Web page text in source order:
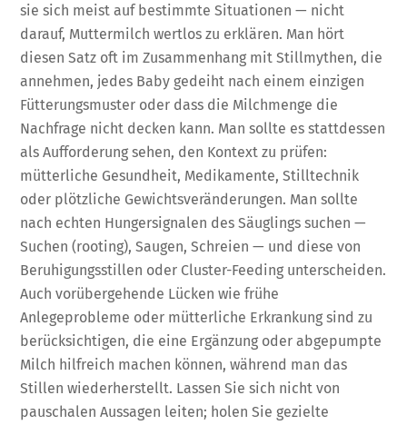
sie sich meist auf bestimmte Situationen — nicht
darauf, Muttermilch wertlos zu erklären. Man hört
diesen Satz oft im Zusammenhang mit Stillmythen, die
annehmen, jedes Baby gedeiht nach einem einzigen
Fütterungsmuster oder dass die Milchmenge die
Nachfrage nicht decken kann. Man sollte es stattdessen
als Aufforderung sehen, den Kontext zu prüfen:
mütterliche Gesundheit, Medikamente, Stilltechnik
oder plötzliche Gewichtsveränderungen. Man sollte
nach echten Hungersignalen des Säuglings suchen —
Suchen (rooting), Saugen, Schreien — und diese von
Beruhigungsstillen oder Cluster-Feeding unterscheiden.
Auch vorübergehende Lücken wie frühe
Anlegeprobleme oder mütterliche Erkrankung sind zu
berücksichtigen, die eine Ergänzung oder abgepumpte
Milch hilfreich machen können, während man das
Stillen wiederherstellt. Lassen Sie sich nicht von
pauschalen Aussagen leiten; holen Sie gezielte